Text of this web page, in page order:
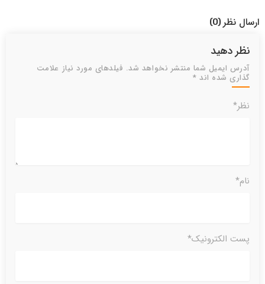
ارسال نظر (0)
نظر دهید
آدرس ایمیل شما منتشر نخواهد شد. فیلدهای مورد نیاز علامت
گذاری شده اند *
نظر*
نام*
پست الکترونیک*